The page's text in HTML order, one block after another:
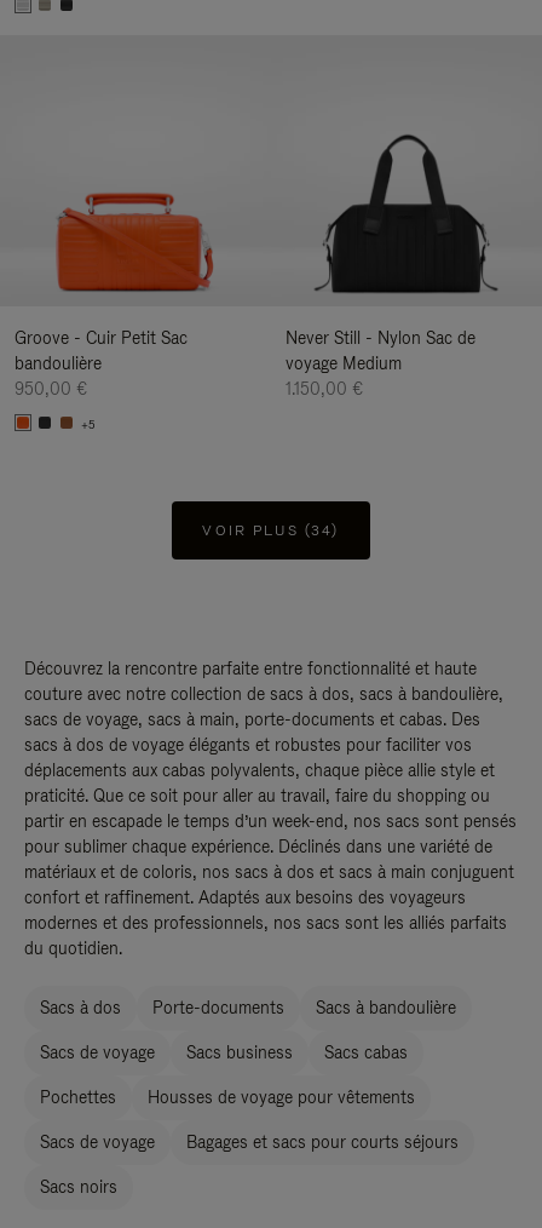
Groove - Cuir Petit Sac
bandoulière
950,00 €
+5
Never Still - Nylon Sac de
voyage Medium
1.150,00 €
VOIR PLUS (34)
Découvrez la rencontre parfaite entre fonctionnalité et haute
couture avec notre collection de sacs à dos, sacs à bandoulière,
sacs de voyage, sacs à main, porte-documents et cabas. Des
sacs à dos de voyage élégants et robustes pour faciliter vos
déplacements aux cabas polyvalents, chaque pièce allie style et
praticité. Que ce soit pour aller au travail, faire du shopping ou
partir en escapade le temps d’un week-end, nos sacs sont pensés
pour sublimer chaque expérience. Déclinés dans une variété de
matériaux et de coloris, nos sacs à dos et sacs à main conjuguent
confort et raffinement. Adaptés aux besoins des voyageurs
modernes et des professionnels, nos sacs sont les alliés parfaits
du quotidien.
Sacs à dos Porte-documents Sacs à bandoulière
Sacs de voyage Sacs business Sacs cabas
Pochettes Housses de voyage pour vêtements
Sacs de voyage Bagages et sacs pour courts séjours
Sacs noirs